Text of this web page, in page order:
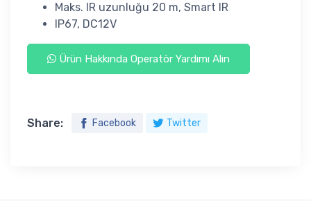
Maks. IR uzunluğu 20 m, Smart IR
IP67, DC12V
Ürün Hakkında Operatör Yardımı Alın
Share: Facebook Twitter